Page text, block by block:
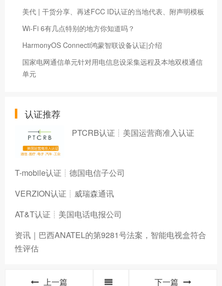
美代 | 干货分享、再述FCC ID认证的当地代表、附声明模板
Wi-Fi 6有几点特别的地方你知道吗？
HarmonyOS Connecti鸿蒙智联设备认证|介绍
国家电网通信单元针对用电信息设采集远程及本地双模通信
单元
认证推荐
PTCRB认证┊美国运营商准入认证
T-mobile认证┊德国电信子公司
VERZION认证┊威瑞森通讯
AT&T认证┊美国电话电报公司
资讯｜巴西ANATEL的第9281号法案，智能电视盒符合
性评估
上一篇 下一篇